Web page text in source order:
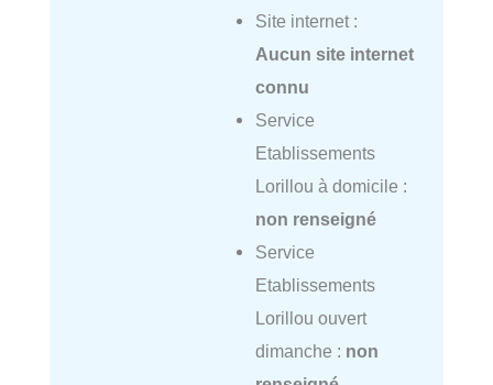
Site internet :
Aucun site internet
connu
Service
Etablissements
Lorillou à domicile :
non renseigné
Service
Etablissements
Lorillou ouvert
dimanche : non